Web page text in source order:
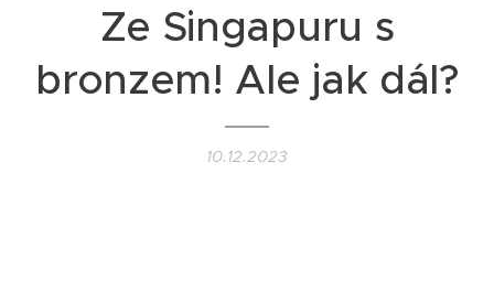
Ze Singapuru s
bronzem! Ale jak dál?
10.12.2023